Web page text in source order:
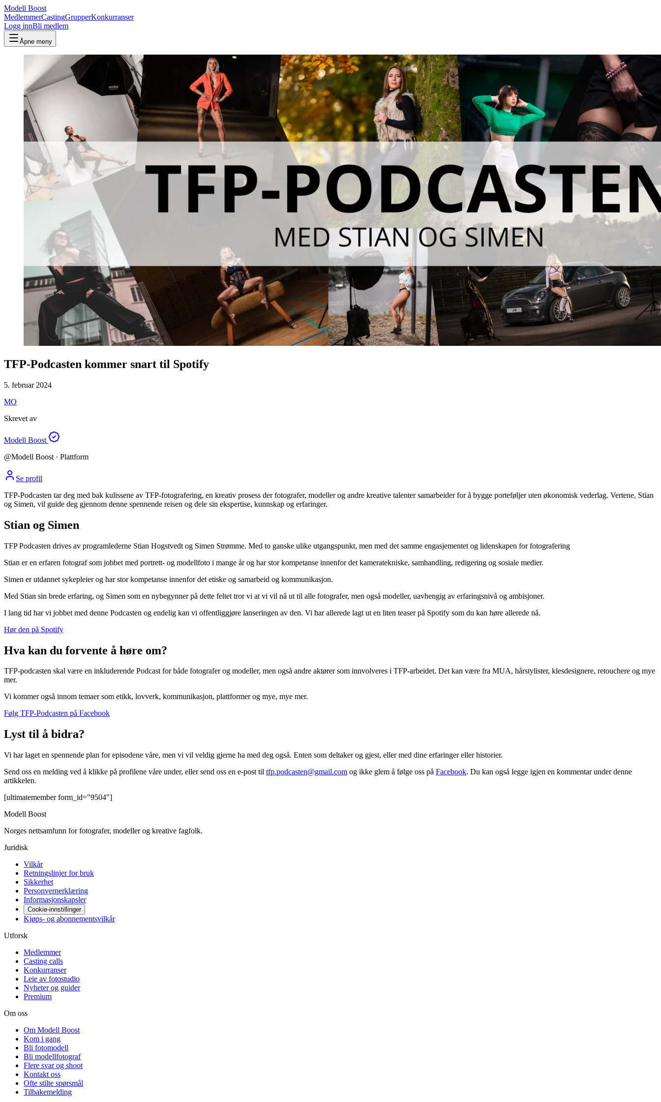
Modell Boost
MedlemmerCastingGrupperKonkurranser
Logg innBli medlem
Åpne meny
TFP-Podcasten kommer snart til Spotify
5. februar 2024
MO
Skrevet av
Modell Boost
@Modell Boost · Plattform
Se profil
TFP-Podcasten tar deg med bak kulissene av TFP-fotografering, en kreativ prosess der fotografer, modeller og andre kreative talenter samarbeider for å bygge porteføljer uten økonomisk vederlag. Vertene, Stian
og Simen, vil guide deg gjennom denne spennende reisen og dele sin ekspertise, kunnskap og erfaringer.
Stian og Simen
TFP Podcasten drives av programlederne Stian Hogstvedt og Simen Strømme. Med to ganske ulike utgangspunkt, men med det samme engasjementet og lidenskapen for fotografering
Stian er en erfaren fotograf som jobbet med portrett- og modellfoto i mange år og har stor kompetanse innenfor det kameratekniske, samhandling, redigering og sosiale medier.
Simen er utdannet sykepleier og har stor kompetanse innenfor det etiske og samarbeid og kommunikasjon.
Med Stian sin brede erfaring, og Simen som en nybegynner på dette feltet tror vi at vi vil nå ut til alle fotografer, men også modeller, uavhengig av erfaringsnivå og ambisjoner.
I lang tid har vi jobbet med denne Podcasten og endelig kan vi offentliggjøre lanseringen av den. Vi har allerede lagt ut en liten teaser på Spotify som du kan høre allerede nå.
Hør den på Spotify
Hva kan du forvente å høre om?
TFP-podcasten skal være en inkluderende Podcast for både fotografer og modeller, men også andre aktører som innvolveres i TFP-arbeidet. Det kan være fra MUA, hårstylister, klesdesignere, retouchere og mye
mer.
Vi kommer også innom temaer som etikk, lovverk, kommunikasjon, plattformer og mye, mye mer.
Følg TFP-Podcasten på Facebook
Lyst til å bidra?
Vi har laget en spennende plan for episodene våre, men vi vil veldig gjerne ha med deg også. Enten som deltaker og gjest, eller med dine erfaringer eller historier.
Send oss en melding ved å klikke på profilene våre under, eller send oss en e-post til tfp.podcasten@gmail.com og ikke glem å følge oss på Facebook. Du kan også legge igjen en kommentar under denne
artikkelen.
[ultimatemember form_id="9504"]
Modell Boost
Norges nettsamfunn for fotografer, modeller og kreative fagfolk.
Juridisk
Vilkår
Retningslinjer for bruk
Sikkerhet
Personvernerklæring
Informasjonskapsler
Cookie-innstillinger
Kjøps- og abonnementsvilkår
Utforsk
Medlemmer
Casting calls
Konkurranser
Leie av fotostudio
Nyheter og guider
Premium
Om oss
Om Modell Boost
Kom i gang
Bli fotomodell
Bli modellfotograf
Flere svar og shoot
Kontakt oss
Ofte stilte spørsmål
Tilbakemelding